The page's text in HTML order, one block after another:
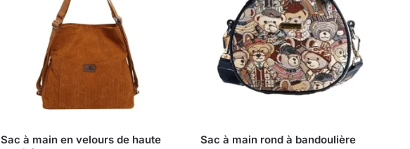
Sac à main en velours de haute
Sac à main rond à bandoulière